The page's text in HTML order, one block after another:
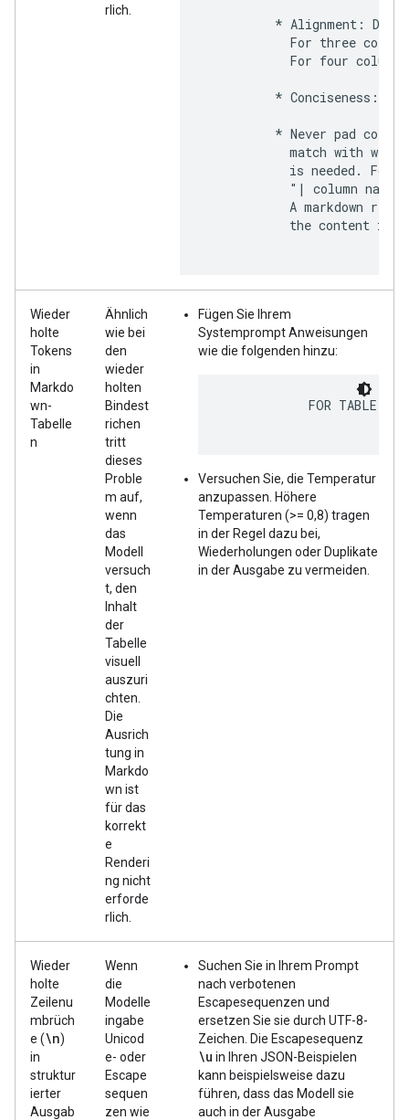
rlich.
* Alignment: Do
For three
For four
* Conciseness:
* Never pad
match with
is needed. For
"| column name
A markdown
the content in
Wieder
holte
Tokens
in
Markdo
wn-
Tabelle
n
Ähnlich
wie bei
den
wieder
holten
Bindest
richen
tritt
dieses
Proble
m auf,
wenn
das
Modell
versuch
t, den
Inhalt
der
Tabelle
visuell
auszuri
chten.
Die
Ausrich
tung in
Markdo
wn ist
für das
korrekt
e
Renderi
ng nicht
erforde
rlich.
Fügen Sie Ihrem
Systemprompt Anweisungen
wie die folgenden hinzu:
FOR TABLE
Versuchen Sie, die Temperatur
anzupassen. Höhere
Temperaturen (>= 0,8) tragen
in der Regel dazu bei,
Wiederholungen oder Duplikate
in der Ausgabe zu vermeiden.
Wieder
holte
Zeilenu
mbrüch
e (\n)
in
struktur
ierter
Ausgab
Wenn
die
Modelle
ingabe
Unicod
e- oder
Escape
sequen
zen wie
Suchen Sie in Ihrem Prompt
nach verbotenen
Escapesequenzen und
ersetzen Sie sie durch UTF-8-
Zeichen. Die Escapesequenz
\u in Ihren JSON-Beispielen
kann beispielsweise dazu
führen, dass das Modell sie
auch in der Ausgabe